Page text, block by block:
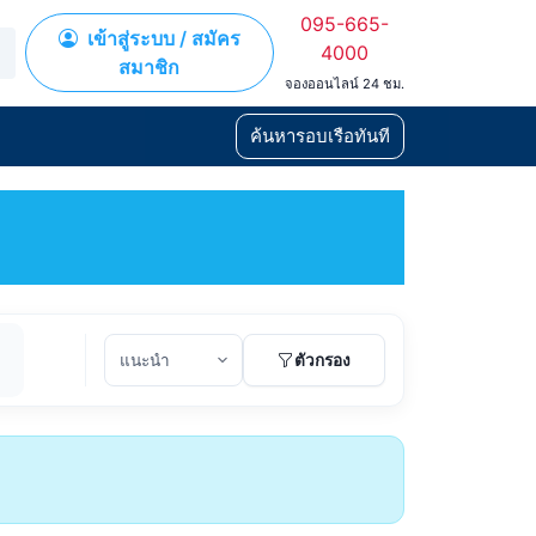
เข้าสู่ระบบ / สมัคร
สมาชิก
095-665-
4000
จองออนไลน์ 24 ชม.
ค้นหารอบเรือทันที
ตัวกรอง